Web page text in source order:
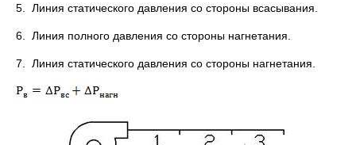
5. Линия статического давления со стороны всасывания.
6. Линия полного давления со стороны нагнетания.
7. Линия статического давления со стороны нагнетания.